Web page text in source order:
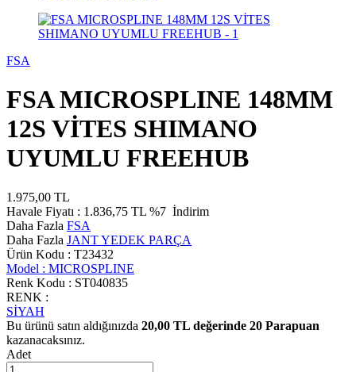
FSA
FSA MICROSPLINE 148MM
12S VİTES SHIMANO
UYUMLU FREEHUB
1.975,00 TL
Havale Fiyatı : 1.836,75 TL %7 İndirim
Daha Fazla FSA
Daha Fazla JANT YEDEK PARÇA
Ürün Kodu : T23432
Model : MICROSPLINE
Renk Kodu : ST040835
RENK :
SİYAH
Bu ürünü satın aldığınızda 20,00 TL değerinde 20 Parapuan
kazanacaksınız.
Adet